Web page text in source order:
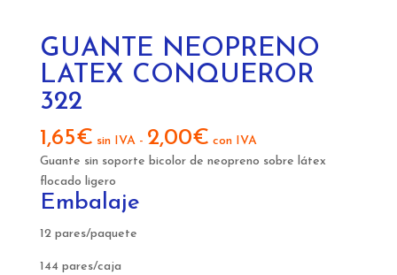
GUANTE NEOPRENO
LATEX CONQUEROR
322
1,65€ sin IVA- 2,00€ con IVA
Guante sin soporte bicolor de neopreno sobre látex
flocado ligero
Embalaje
12 pares/paquete
144 pares/caja